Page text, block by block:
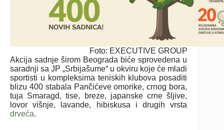
Foto: EXECUTIVE GROUP
Akcija sadnje širom Beograda biće sprovedena u
saradnji sa JP „Srbijašume“ u okviru koje će mladi
sportisti u kompleksima teniskih klubova posaditi
blizu 400 stabala Pančićeve omorike, crnog bora,
tuja Smaragd, tise, breze, japanske crne šljive,
lovor višnje, lavande, hibiskusa i drugih vrsta
drveća.